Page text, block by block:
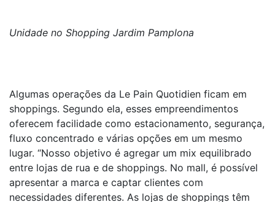
Unidade no Shopping Jardim Pamplona
Algumas operações da Le Pain Quotidien ficam em
shoppings. Segundo ela, esses empreendimentos
oferecem facilidade como estacionamento, segurança,
fluxo concentrado e várias opções em um mesmo
lugar. “Nosso objetivo é agregar um mix equilibrado
entre lojas de rua e de shoppings. No mall, é possível
apresentar a marca e captar clientes com
necessidades diferentes. As lojas de shoppings têm